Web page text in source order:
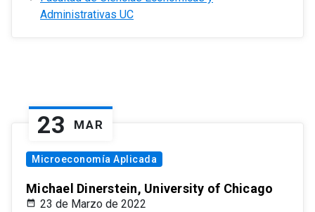
Administrativas UC
23 MAR
Microeconomía Aplicada
Michael Dinerstein, University of Chicago
23 de Marzo de 2022